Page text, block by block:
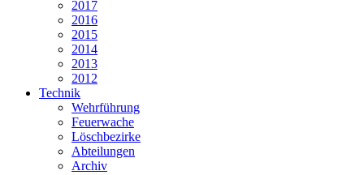
2017
2016
2015
2014
2013
2012
Technik
Wehrführung
Feuerwache
Löschbezirke
Abteilungen
Archiv